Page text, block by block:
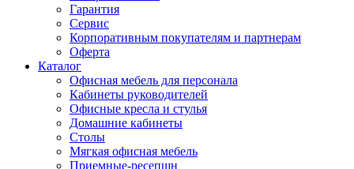
Гарантия
Сервис
Корпоративным покупателям и партнерам
Оферта
Каталог
Офисная мебель для персонала
Кабинеты руководителей
Офисные кресла и стулья
Домашние кабинеты
Столы
Мягкая офисная мебель
Приемные-ресепшн